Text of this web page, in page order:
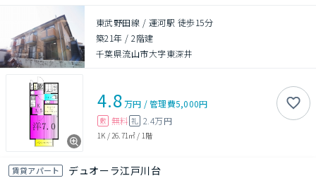
東武野田線 / 運河駅 徒歩15分
築21年 /2階建
千葉県流山市大字東深井
4.8万円 /管理費5,000円
敷 無料 礼 2.4万円
1K / 26.71㎡ / 1階
賃貸アパート デュオーラ江戸川台